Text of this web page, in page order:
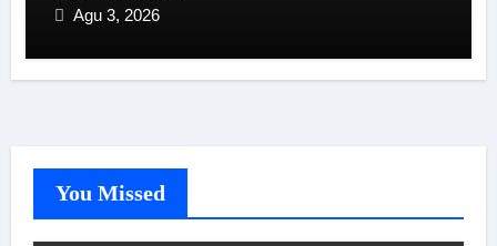
Agu 3, 2026
You Missed